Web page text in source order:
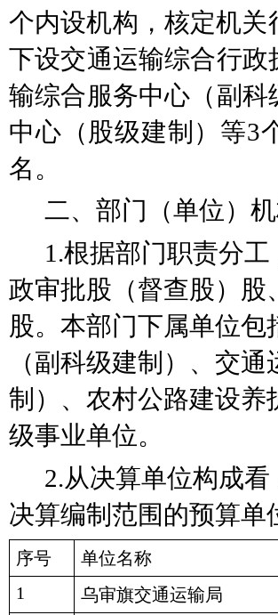
个内设机构，核定机
下设交通运输综合行
输综合服务中心（副
中心（股级建制）等3
名。
二、部门（单位）
1.根据部门职责分
政审批股（督查股）股
股。本部门下属单位包
（副科级建制）、交
制）、农村公路建设养
级事业单位。
2.从决算单位构成
决算编制范围的预算单
序号
单位名称
1
乌审旗交通运输局